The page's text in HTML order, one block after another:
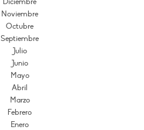
Noviembre
Octubre
Septiembre
Julio
Junio
Mayo
Abril
Marzo
Febrero
Enero